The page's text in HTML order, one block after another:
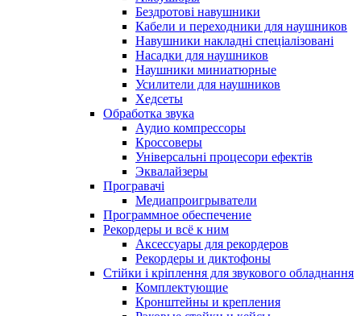
Бездротові навушники
Кабели и переходники для наушников
Навушники накладні спеціалізовані
Насадки для наушников
Наушники миниатюрные
Усилители для наушников
Хедсеты
Обработка звука
Аудио компрессоры
Кроссоверы
Універсальні процесори ефектів
Эквалайзеры
Програвачі
Медиапроигрыватели
Программное обеспечение
Рекордеры и всё к ним
Аксессуары для рекордеров
Рекордеры и диктофоны
Стійки і кріплення для звукового обладнання
Комплектующие
Кронштейны и крепления